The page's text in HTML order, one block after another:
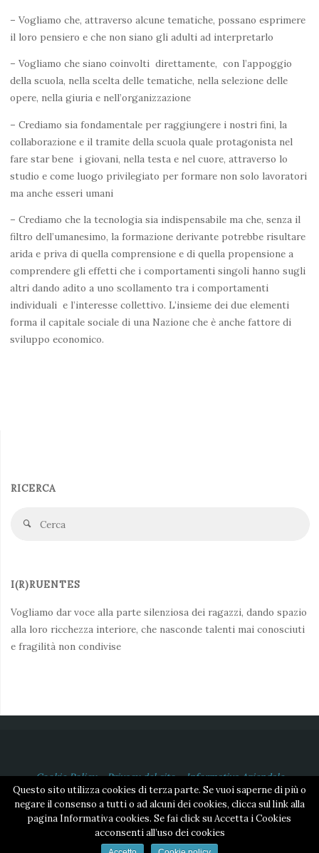
– Vogliamo che, attraverso alcune tematiche, possano esprimere
il loro pensiero e che non siano gli adulti ad interpretarlo
– Vogliamo che siano coinvolti direttamente, con l’appoggio
della scuola, nella scelta delle tematiche, nella selezione delle
opere, nella giuria e nell’organizzazione
– Crediamo sia fondamentale per raggiungere i nostri fini, la
collaborazione e il tramite della scuola quale protagonista nel
fare star bene i giovani, nella testa e nel cuore, attraverso lo
studio e come luogo privilegiato per formare non solo lavoratori
ma anche esseri umani
– Crediamo che la tecnologia sia indispensabile ma che, senza il
filtro dell’umanesimo, la formazione derivante potrebbe risultare
arida e priva di quella comprensione e di quella propensione a
comprendere gli effetti che i comportamenti singoli hanno sugli
altri dando adito a uno scollamento tra i comportamenti
individuali e l’interesse collettivo. L’insieme dei due elementi
forma il capitale sociale di una Nazione che è anche fattore di
sviluppo economico.
RICERCA
Cerca
I(R)RUENTES
Vogliamo dar voce alla parte silenziosa dei ragazzi, dando spazio
alla loro ricchezza interiore, che nasconde talenti mai conosciuti
e fragilità non condivise
Cookie Policy-Privacy del sito-Informativa Aziendale
©2018 Associazione APS Irruentes | Cod. Fiscale 95207830100
Powered byNetOrange
Questo sito utilizza cookies di terza parte. Se vuoi saperne di più o
negare il consenso a tutti o ad alcuni dei cookies, clicca sul link alla
pagina Informativa cookies. Se fai click su Accetta i Cookies
acconsenti all’uso dei cookies